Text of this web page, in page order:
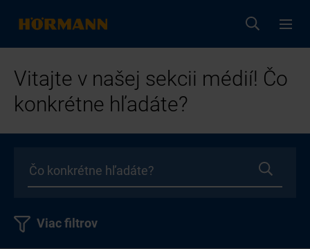
Vitajte v našej sekcii médií! Čo
konkrétne hľadáte?
Viac filtrov